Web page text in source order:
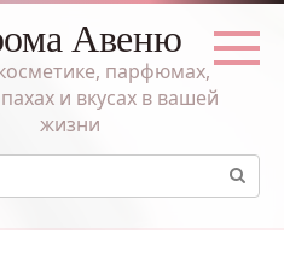
Авеню
парфюмах,
и вкусах в вашей
жизни